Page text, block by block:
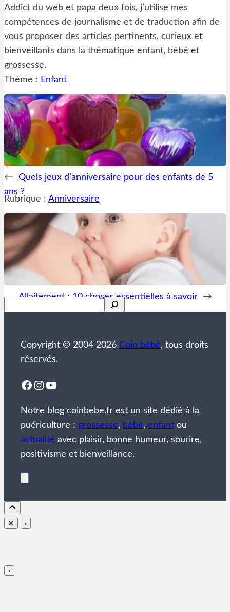
Addict du web et papa deux fois, j’utilise mes
compétences de journalisme et de traduction afin de
vous proposer des articles pertinents, curieux et
bienveillants dans la thématique enfant, bébé et
grossesse.
Thème : Enfant
←
Quels jeux d’anniversaire pour des enfants de 5
ans ?
Rubrique : Anniversaire
Allaitement : 10 choses essentielles à savoir →
Copyright © 2004 2026 Coin bébé, tous droits
réservés.
Facebook
Instagram
YouTube
Notre blog coinbebe.fr est un site dédié à la
puériculture : grossesse, bébé, enfant ou
actualité avec plaisir, bonne humeur, sourire,
positivisme et bienveillance.
✕ ‹
›